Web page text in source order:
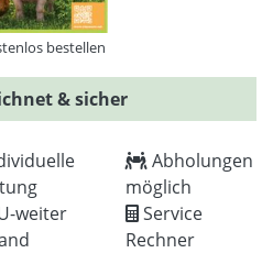
bestellen
& sicher
weiter
Abholungen
möglich
Service
Rechner